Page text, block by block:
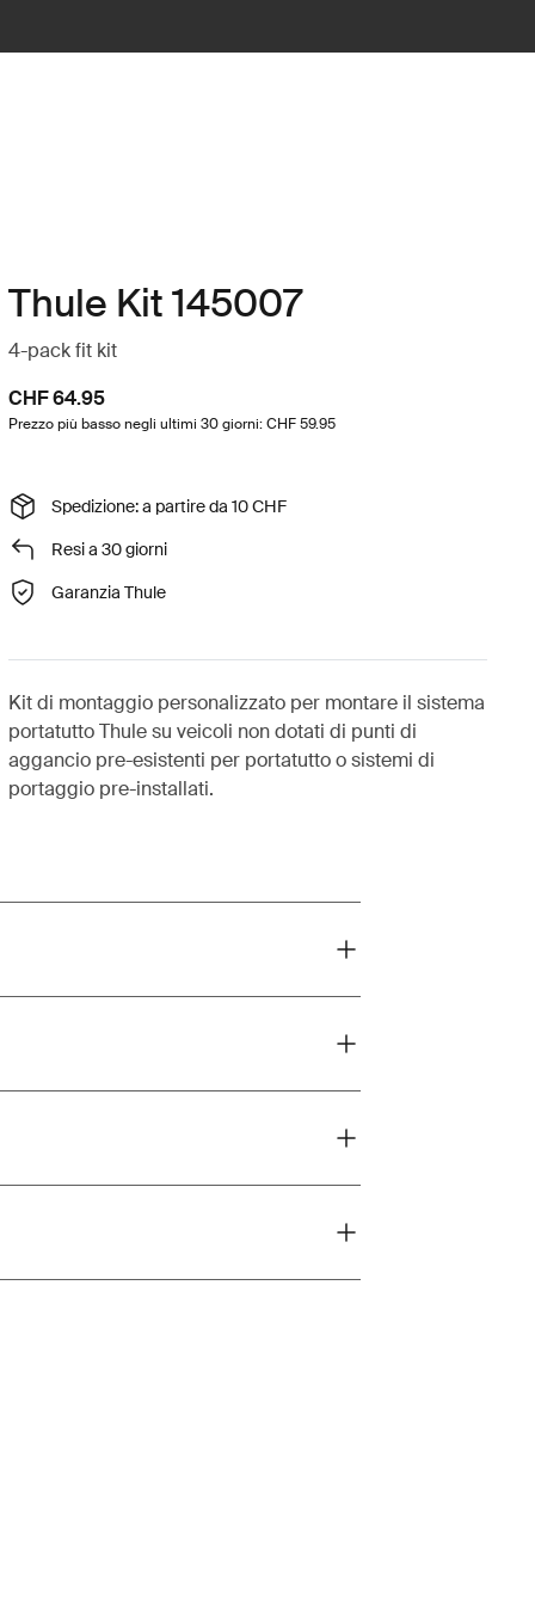
Thule Kit 145007
4-pack fit kit
CHF 64.95
Prezzo più basso negli ultimi 30 giorni: CHF 59.95
Spedizione: a partire da 10 CHF
Resi a 30 giorni
Garanzia Thule
Kit di montaggio personalizzato per montare il sistema
portatutto Thule su veicoli non dotati di punti di
aggancio pre-esistenti per portatutto o sistemi di
portaggio pre-installati.